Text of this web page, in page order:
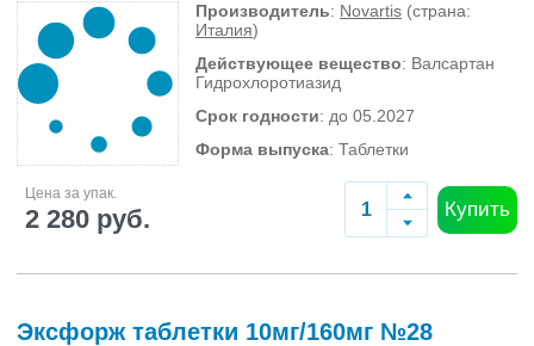
Производитель: Novartis (страна:
Италия)
Действующее вещество: Валсартан
Гидрохлоротиазид
Срок годности: до 05.2027
Форма выпуска: Таблетки
Цена за упак.
2 280 руб. Купить
Эксфорж таблетки 10мг/160мг №28